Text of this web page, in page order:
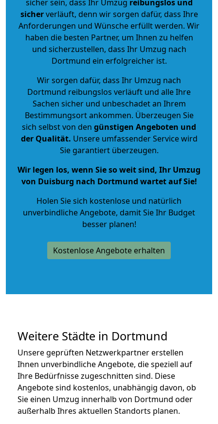
sicher sein, dass Ihr Umzug reibungslos und
sicherverläuft, denn wir sorgen dafür, dass Ihre
Anforderungen und Wünsche erfüllt werden. Wir
haben die besten Partner, um Ihnen zu helfen
und sicherzustellen, dass Ihr Umzug nach
Dortmund ein erfolgreicher ist.
Wir sorgen dafür, dass Ihr Umzug nach
Dortmund reibungslos verläuft und alle Ihre
Sachen sicher und unbeschadet an Ihrem
Bestimmungsort ankommen. Überzeugen Sie
sich selbst von den günstigen Angeboten und
der Qualität. Unsere umfassender Service wird
Sie garantiert überzeugen.
Wir legen los, wenn Sie so weit sind, Ihr Umzug
von Duisburg nach Dortmund wartet auf Sie!
Holen Sie sich kostenlose und natürlich
unverbindliche Angebote, damit Sie Ihr Budget
besser planen!
Kostenlose Angebote erhalten
Weitere Städte in Dortmund
Unsere geprüften Netzwerkpartner erstellen
Ihnen unverbindliche Angebote, die speziell auf
Ihre Bedürfnisse zugeschnitten sind. Diese
Angebote sind kostenlos, unabhängig davon, ob
Sie einen Umzug innerhalb von Dortmund oder
außerhalb Ihres aktuellen Standorts planen.